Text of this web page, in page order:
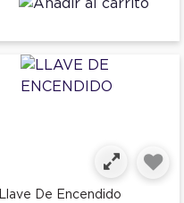
Llave De Encendido